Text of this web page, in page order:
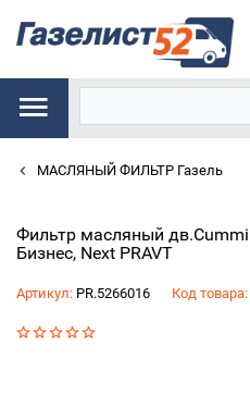
МАСЛЯНЫЙ ФИЛЬТР Газель
Фильтр масляный
Бизнес, Next PRAVT
Артикул: PR.5266016 Код товара: